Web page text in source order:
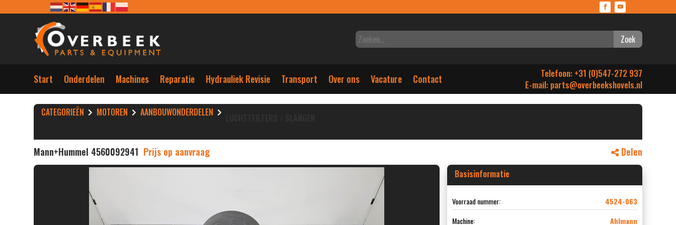
Zoek
Start Onderdelen Machines Reparatie Hydrauliek Revisie Transport Over ons Vacature Contact
Telefoon: +31 (0)547-272 937
E-mail: parts@overbeekshovels.nl
CATEGORIEËN MOTOREN AANBOUWONDERDELEN
Mann+Hummel 4560092941 Prijs op aanvraag Delen
Basisinformatie
Voorraad nummer:
4524-063
Machine:
Ahlmann